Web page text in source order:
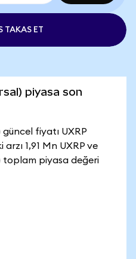
TAKAS ET
piyasa son
fiyatı UXRP
arzı 1,91 Mn UXRP ve
toplam piyasa değeri